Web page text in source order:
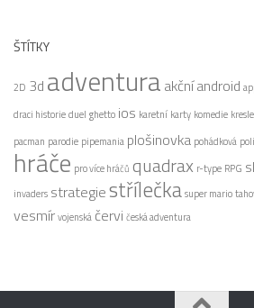
ŠTÍTKY
2D 3d adventura akčníandroid
draci historieduel ghetto ios karetní karty komedie
pacman parodie pipemania plošinovka pohádková
hráče pro více hráčů quadrax r-type RPG
invaders strategiestřílečkasuper mario
vesmírvojenská červi česká adventura